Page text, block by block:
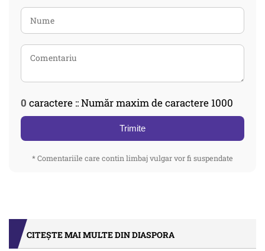
0 caractere :: Număr maxim de caractere 1000
Trimite
* Comentariile care contin limbaj vulgar vor fi suspendate
CITEȘTE MAI MULTE DIN DIASPORA